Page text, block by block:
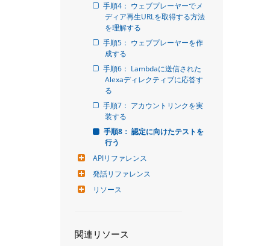
手順4： ウェブプレーヤーでメ
ディア再生URLを取得する方法
を理解する
手順5： ウェブプレーヤーを作
成する
手順6： Lambdaに送信された
Alexaディレクティブに応答す
る
手順7： アカウントリンクを実
装する
手順8： 認定に向けたテストを
行う
APIリファレンス
発話リファレンス
リソース
関連リソース